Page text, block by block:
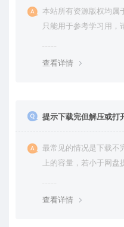
本站所有资源版权均属
只能用于参考学习用，
查看详情
提示下载完但解压或打
最常见的情况是下载不
上的容量，若小于网
查看详情